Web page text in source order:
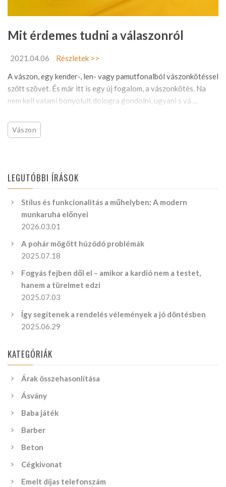
Mit érdemes tudni a válaszonról
2021.04.06
Részletek >>
A vászon, egy kender-, len- vagy pamutfonalból vászonkötéssel
szőtt szövet. És már itt is egy új fogalom, a vászonkötés. Na
nem kell valami bonyolult dologra gondolni, ugyani s vá ...
Vászon
LEGUTÓBBI ÍRÁSOK
Stílus és funkcionalitás a műhelyben: A modern
munkaruha előnyei
2026.03.01
A pohár mögött húzódó problémák
2025.07.18
Fogyás fejben dől el – amikor a kardió nem a testet,
hanem a türelmet edzi
2025.07.03
Így segítenek a rendelés vélemények a jó döntésben
2025.06.29
KATEGÓRIÁK
Árak összehasonlítása
Ásvány
Baba játék
Barber
Beton
Cégkivonat
Emelt díjas telefonszám